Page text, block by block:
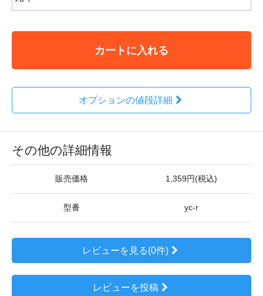
カートに入れる
オプションの値段詳細
その他の詳細情報
販売価格 1,359円(税込)
型番 yc-r
レビューを見る(0件)
レビューを投稿